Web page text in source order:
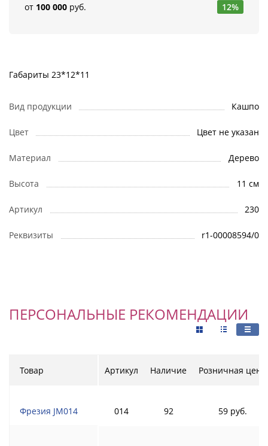
от 100 000 руб. 12%
Габариты 23*12*11
Вид продукции Кашпо
Цвет Цвет не указан
Материал Дерево
Высота 11 см
Артикул 230
Реквизиты r1-00008594/0
ПЕРСОНАЛЬНЫЕ РЕКОМЕНДАЦИИ
Товар
Фрезия JM014
Артикул Наличие Розничная цена
014 92 59 руб.